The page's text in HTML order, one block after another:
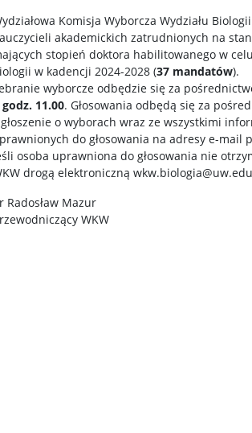
Komisja Wyborcza Wydziału
akademickich zatrudnionych na
stopień doktora habilitowanego w
w kadencji 2024-2028 (37 mandatów).
wyborcze odbędzie się za
11.00. Głosowania odbędą się za
o wyborach wraz ze wszystkimi
do głosowania na adresy e-mail
osoba uprawniona do głosowania nie
drogą elektroniczną
Radosław Mazur
WKW